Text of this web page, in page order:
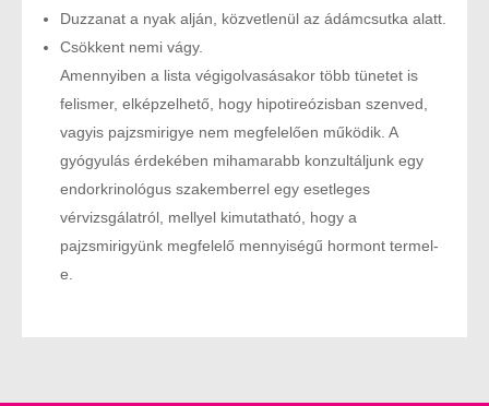
Duzzanat a nyak alján, közvetlenül az ádámcsutka alatt.
Csökkent nemi vágy.
Amennyiben a lista végigolvasásakor több tünetet is
felismer, elképzelhető, hogy hipotireózisban szenved,
vagyis pajzsmirigye nem megfelelően működik. A
gyógyulás érdekében mihamarabb konzultáljunk egy
endorkrinológus szakemberrel egy esetleges
vérvizsgálatról, mellyel kimutatható, hogy a
pajzsmirigyünk megfelelő mennyiségű hormont termel-
e.